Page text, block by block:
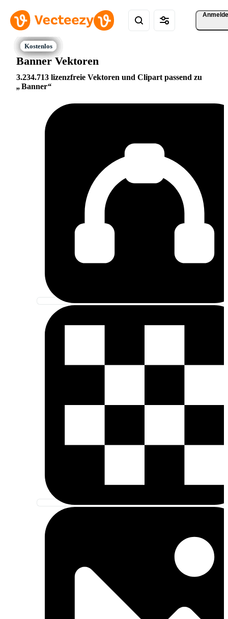
Banner Vektoren
3.234.713 lizenzfreie Vektoren und Clipart passend zu
Banner